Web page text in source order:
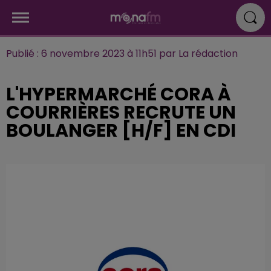
Publié : 6 novembre 2023 à 11h51 par La rédaction
L'HYPERMARCHÉ CORA À
COURRIÈRES RECRUTE UN
BOULANGER [H/F] EN CDI